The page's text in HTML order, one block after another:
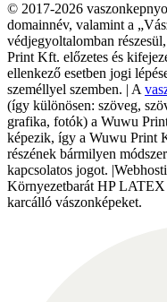
© 2017-2026
domainnév, valamint a
védjegyoltalomban
Print Kft. előzetes és
ellenkező esetben jogi
személlyel szemben. | A
(így különösen: szöveg,
grafika, fotók) a Wuwu
képezik, így a Wuwu Print
részének bármilyen
kapcsolatos jogot.
Környezetbarát HP
karcálló vászonképeket.